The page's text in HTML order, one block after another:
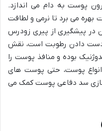
پوست به دام می اندازد.
بهره می برد تا نرمی و لطافت
در پیشگیری از پیری زودرس
دادن رطوبت است، نقش
بوده و منافذ پوست را
انواع پوست، حتی پوست های
سد دفاعی پوست کمک می